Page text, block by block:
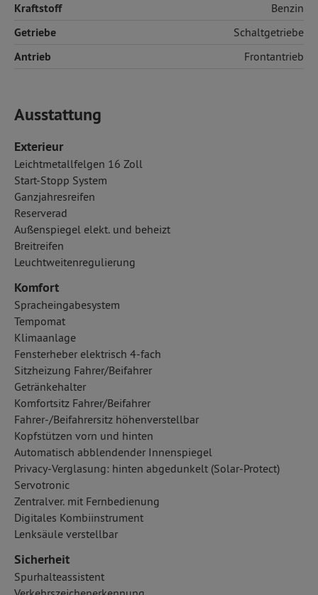
Kraftstoff Benzin
Getriebe Schaltgetriebe
Antrieb Frontantrieb
Ausstattung
Exterieur
Leichtmetallfelgen 16 Zoll
Start-Stopp System
Ganzjahresreifen
Reserverad
Außenspiegel elekt. und beheizt
Breitreifen
Leuchtweitenregulierung
Komfort
Spracheingabesystem
Tempomat
Klimaanlage
Fensterheber elektrisch 4-fach
Sitzheizung Fahrer/Beifahrer
Getränkehalter
Komfortsitz Fahrer/Beifahrer
Fahrer-/Beifahrersitz höhenverstellbar
Kopfstützen vorn und hinten
Automatisch abblendender Innenspiegel
Privacy-Verglasung: hinten abgedunkelt (Solar-Protect)
Servotronic
Zentralver. mit Fernbedienung
Digitales Kombiinstrument
Lenksäule verstellbar
Sicherheit
Spurhalteassistent